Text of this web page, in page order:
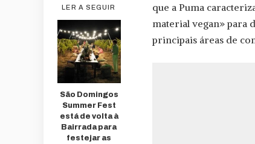
LER A SEGUIR
São Domingos
Summer Fest
está de volta à
Bairrada para
festejar as
que a Puma
material vegan» para
principais áreas de